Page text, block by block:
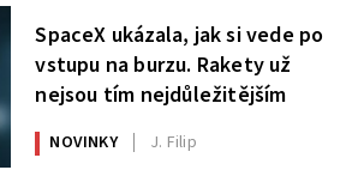
SpaceX ukázala, jak si vede po
vstupu na burzu. Rakety už
nejsou tím nejdůležitějším
NOVINKY J. Filip